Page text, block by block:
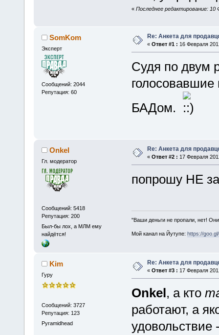
« Последнее редактирование: 10
SomKom
Эксперт
Сообщений: 2044
Репутация: 60
Re: Анкета для
« Ответ #1 : 16 Февраля
Cудя по двум
БАДом.
Onkel
Гл. модератор
Сообщений: 5418
Репутация: 200
Был-бы лох, а МЛМ ему
найдётся!
Re: Анкета для
« Ответ #2 : 17 Февраля
попрошу НЕ
"Ваши деньги не пропали, нет!
Мой канал на Йутупе: https://
Kim
Гуру
Сообщений: 3727
Репутация: 123
Pyramidhead
Re: Анкета для
« Ответ #3 : 17 Февраля
Onkel, а кто
работают, а
удовольствие